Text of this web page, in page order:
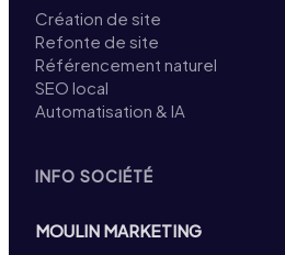
Création de site
Refonte de site
Référencement naturel
SEO local
Automatisation & IA
INFO SOCIÉTÉ
MOULIN MARKETING